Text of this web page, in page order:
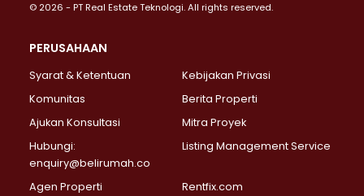
Properti Dijual di Jakarta Selatan >
Properti Dijual di Lebak Bulus >
Properti Dijual di Gandaria Selatan >
Properti Dijual di Pondok Labu >
Properti Dijual di Lenteng Agung >
Properti Dijual di Senayan >
Properti Dijual di Pondok Pinang >
© 2026 - PT Real Estate Teknologi. All rights reserved.
PERUSAHAAN
Syarat & Ketentuan
Kebijakan Privasi
Komunitas
Berita Properti
Ajukan Konsultasi
Mitra Proyek
Hubungi:
enquiry@belirumah.co
Listing Management Service
Agen Properti Rentfix.com